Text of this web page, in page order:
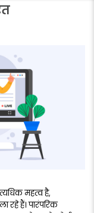
महत्व है,
रहे हैं। पारंपरिक